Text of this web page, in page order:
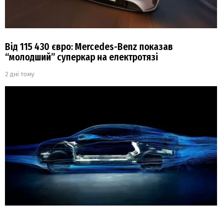
Від 115 430 євро: Mercedes-Benz показав
“молодший” суперкар на електротязі
2 дні тому